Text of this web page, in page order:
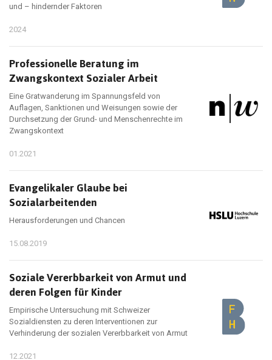
und – hindernder Faktoren
2024
Professionelle Beratung im
Zwangskontext Sozialer Arbeit
Eine Gratwanderung im Spannungsfeld von
Auflagen, Sanktionen und Weisungen sowie der
Durchsetzung der Grund- und Menschenrechte im
Zwangskontext
01.2021
Evangelikaler Glaube bei
Sozialarbeitenden
Herausforderungen und Chancen
15.08.2019
Soziale Vererbbarkeit von Armut und
deren Folgen für Kinder
Empirische Untersuchung mit Schweizer
Sozialdiensten zu deren Interventionen zur
Verhinderung der sozialen Vererbbarkeit von Armut
12.2021